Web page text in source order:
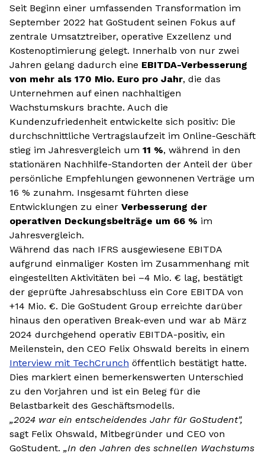
Seit Beginn einer umfassenden Transformation im
September 2022 hat GoStudent seinen Fokus auf
zentrale Umsatztreiber, operative Exzellenz und
Kostenoptimierung gelegt. Innerhalb von nur zwei
Jahren gelang dadurch eine EBITDA-Verbesserung
von mehr als 170 Mio. Euro pro Jahr, die das
Unternehmen auf einen nachhaltigen
Wachstumskurs brachte. Auch die
Kundenzufriedenheit entwickelte sich positiv: Die
durchschnittliche Vertragslaufzeit im Online-Geschäft
stieg im Jahresvergleich um 11 %, während in den
stationären Nachhilfe-Standorten der Anteil der über
persönliche Empfehlungen gewonnenen Verträge um
16 % zunahm. Insgesamt führten diese
Entwicklungen zu einer Verbesserung der
operativen Deckungsbeiträge um 66 % im
Jahresvergleich.
Während das nach IFRS ausgewiesene EBITDA
aufgrund einmaliger Kosten im Zusammenhang mit
eingestellten Aktivitäten bei –4 Mio. € lag, bestätigt
der geprüfte Jahresabschluss ein Core EBITDA von
+14 Mio. €. Die GoStudent Group erreichte darüber
hinaus den operativen Break-even und war ab März
2024 durchgehend operativ EBITDA-positiv, ein
Meilenstein, den CEO Felix Ohswald bereits in einem
Interview mit TechCrunch öffentlich bestätigt hatte.
Dies markiert einen bemerkenswerten Unterschied
zu den Vorjahren und ist ein Beleg für die
Belastbarkeit des Geschäftsmodells.
„2024 war ein entscheidendes Jahr für GoStudent",
sagt Felix Ohswald, Mitbegründer und CEO von
GoStudent. „In den Jahren des schnellen Wachstums